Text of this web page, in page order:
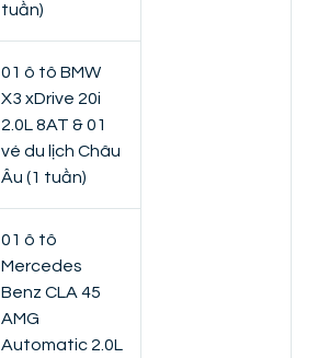
tuần)
01 ô tô BMW
X3 xDrive 20i
2.0L 8AT & 01
vé du lịch Châu
Âu (1 tuần)
01 ô tô
Mercedes
Benz CLA 45
AMG
Automatic 2.0L